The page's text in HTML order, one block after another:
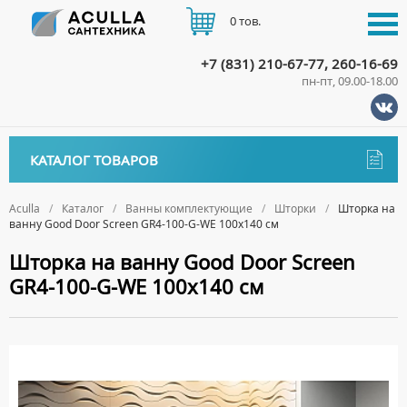
Aculla Каталог Ванны комплектующие Шторки
Шторка на
ванну Good Door Screen GR4-100-G-WE 100х140 см
Шторка на ванну Good Door Screen
GR4-100-G-WE 100х140 см
КАТАЛОГ ТОВАРОВ
ДЕРЖАТЕЛИ
ДИСПЕНСЕРЫ
ДОЗАТОРЫ ДЛЯ МЫЛА
ПОЛОТЕНЦЕДЕРЖАТЕЛИ
Биде
НАПОЛЬНЫЕ БИДЕ
ПОДВЕСНЫЕ БИДЕ
КРЫШКИ ДЛЯ БИДЕ
Ванны
АКРИЛОВЫЕ ВАННЫ
СТАЛЬНЫЕ ВАННЫ
Ванны комплектующие
ПОДГОЛОВНИКИ
+7 (831) 210-67-77, 260-16-69
пн-пт, 09.00-18.00
0 тов.
ДОСТАВКА
ОПЛАТА
КОНТАКТЫ